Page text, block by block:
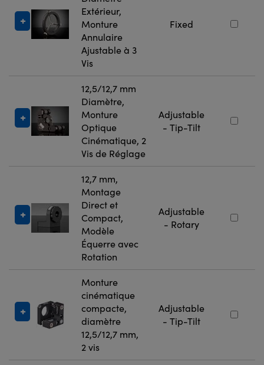
Extérieur,
Monture
Annulaire
Ajustable à 3
Vis
Fixed
12,5/12,7 mm
Diamètre,
Monture
Optique
Cinématique, 2
Vis de Réglage
Adjustable
- Tip-Tilt
12,7 mm,
Montage
Direct et
Compact,
Modèle
Équerre avec
Rotation
Adjustable
- Rotary
Monture
cinématique
compacte,
diamètre
12,5/12,7 mm,
2 vis
Adjustable
- Tip-Tilt